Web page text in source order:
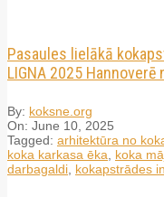
Pasaules lielākā
LIGNA 2025 Hannoverē
By: koksne.org
On: June 10, 2025
Tagged: arhitektūra no
koka karkasa ēka
koka
darbagaldi kokapstrādes